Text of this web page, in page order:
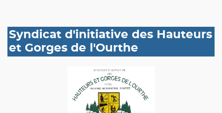
Syndicat d'initiative des Hauteurs
et Gorges de l'Ourthe